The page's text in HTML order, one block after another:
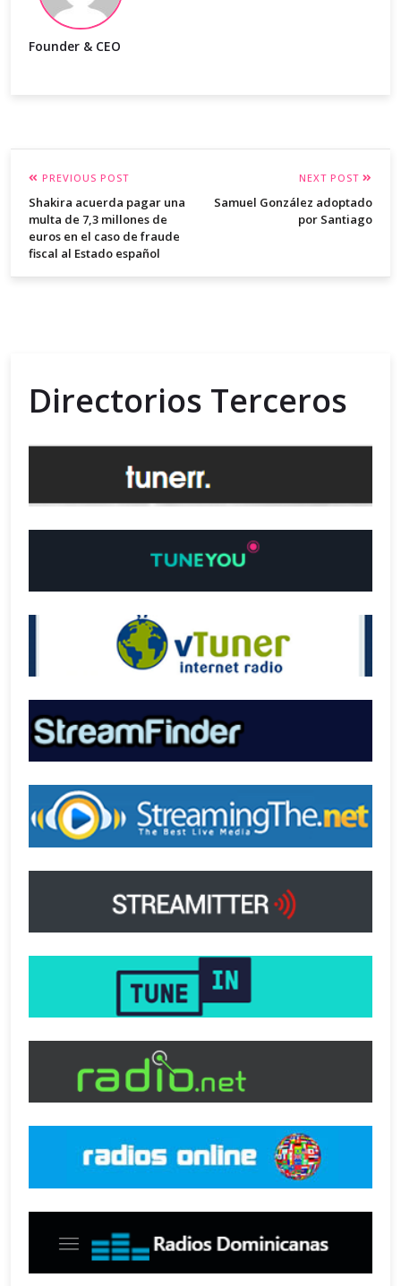
Founder & CEO
PREVIOUS POST
Shakira acuerda pagar una
multa de 7,3 millones de
euros en el caso de fraude
fiscal al Estado español
NEXT POST
Samuel González adoptado
por Santiago
Directorios Terceros